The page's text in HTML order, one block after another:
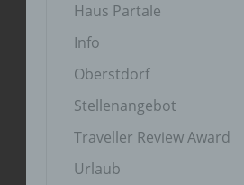
Haus Partale
Info
Oberstdorf
Stellenangebot
Traveller Review Award
Urlaub